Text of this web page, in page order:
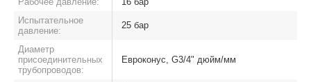
Испытательное
давление:
25 бар
Диаметр
присоединительных
трубопроводов:
Евроконус, G3/4" дюйм/мм